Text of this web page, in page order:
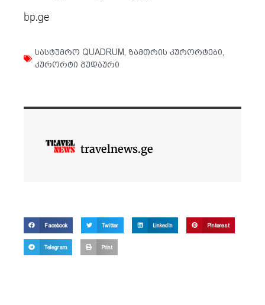
bp.ge
სასტუმრო QUADRUM ზამთრის კურორტები
კურორტი გუდაური
travelnews.ge
Facebook Twitter LinkedIn Pinterest
Telegram Print